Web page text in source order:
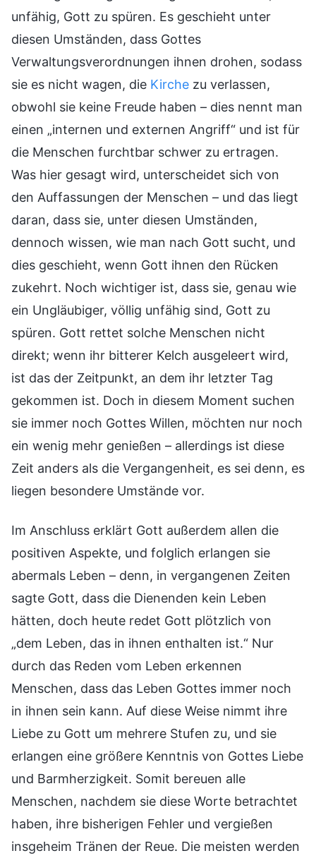
unfähig, Gott zu spüren. Es geschieht unter
diesen Umständen, dass Gottes
Verwaltungsverordnungen ihnen drohen, sodass
sie es nicht wagen, die Kirche zu verlassen,
obwohl sie keine Freude haben – dies nennt man
einen „internen und externen Angriff“ und ist für
die Menschen furchtbar schwer zu ertragen.
Was hier gesagt wird, unterscheidet sich von
den Auffassungen der Menschen – und das liegt
daran, dass sie, unter diesen Umständen,
dennoch wissen, wie man nach Gott sucht, und
dies geschieht, wenn Gott ihnen den Rücken
zukehrt. Noch wichtiger ist, dass sie, genau wie
ein Ungläubiger, völlig unfähig sind, Gott zu
spüren. Gott rettet solche Menschen nicht
direkt; wenn ihr bitterer Kelch ausgeleert wird,
ist das der Zeitpunkt, an dem ihr letzter Tag
gekommen ist. Doch in diesem Moment suchen
sie immer noch Gottes Willen, möchten nur noch
ein wenig mehr genießen – allerdings ist diese
Zeit anders als die Vergangenheit, es sei denn, es
liegen besondere Umstände vor.
Im Anschluss erklärt Gott außerdem allen die
positiven Aspekte, und folglich erlangen sie
abermals Leben – denn, in vergangenen Zeiten
sagte Gott, dass die Dienenden kein Leben
hätten, doch heute redet Gott plötzlich von
„dem Leben, das in ihnen enthalten ist.“ Nur
durch das Reden vom Leben erkennen
Menschen, dass das Leben Gottes immer noch
in ihnen sein kann. Auf diese Weise nimmt ihre
Liebe zu Gott um mehrere Stufen zu, und sie
erlangen eine größere Kenntnis von Gottes Liebe
und Barmherzigkeit. Somit bereuen alle
Menschen, nachdem sie diese Worte betrachtet
haben, ihre bisherigen Fehler und vergießen
insgeheim Tränen der Reue. Die meisten werden